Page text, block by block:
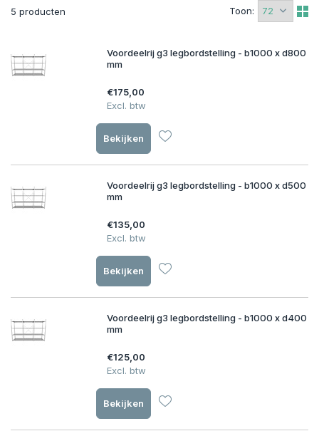
5 producten Toon:
Voordeelrij g3 legbordstelling - b1000 x d800
mm
€175,00
Excl. btw
Bekijken
Voordeelrij g3 legbordstelling - b1000 x d500
mm
€135,00
Excl. btw
Bekijken
Voordeelrij g3 legbordstelling - b1000 x d400
mm
€125,00
Excl. btw
Bekijken